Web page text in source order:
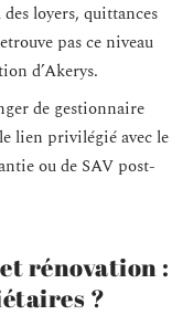
loyers, quittances
pas ce niveau
d’Akerys.
de gestionnaire
lien privilégié avec le
ou de SAV post-
rénovation :
?